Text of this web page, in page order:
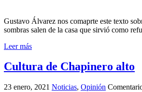
Gustavo Álvarez nos comaprte este texto
sombras salen de la casa que sirvió como
Leer más
Cultura de Chapinero alto
23 enero, 2021 Noticias, Opinión